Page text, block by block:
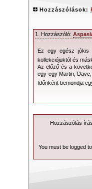
Hozzászólások:
1. Hozzászóló:
Ez egy egész jókis
kollekciójuktól és
Az előző és a
egy-egy Martin,
Időnként bemondja
Hozzászólás
You must be logged